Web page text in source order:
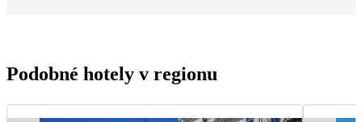
Podobné hotely v regionu